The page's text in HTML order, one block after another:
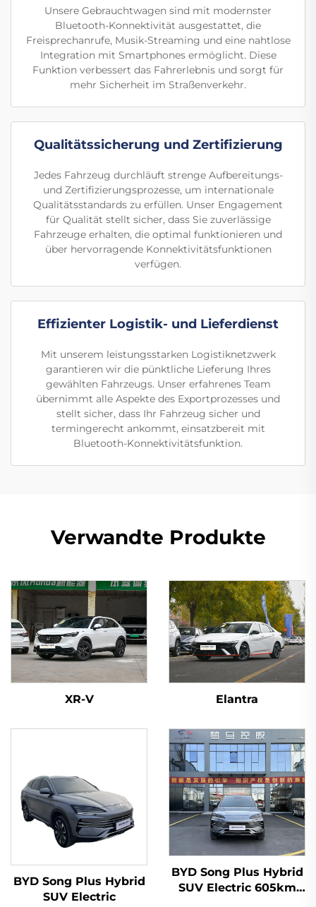
Unsere Gebrauchtwagen sind mit modernster
Bluetooth-Konnektivität ausgestattet, die
Freisprechanrufe, Musik-Streaming und eine nahtlose
Integration mit Smartphones ermöglicht. Diese
Funktion verbessert das Fahrerlebnis und sorgt für
mehr Sicherheit im Straßenverkehr.
Qualitätssicherung und Zertifizierung
Jedes Fahrzeug durchläuft strenge Aufbereitungs-
und Zertifizierungsprozesse, um internationale
Qualitätsstandards zu erfüllen. Unser Engagement
für Qualität stellt sicher, dass Sie zuverlässige
Fahrzeuge erhalten, die optimal funktionieren und
über hervorragende Konnektivitätsfunktionen
verfügen.
Effizienter Logistik- und Lieferdienst
Mit unserem leistungsstarken Logistiknetzwerk
garantieren wir die pünktliche Lieferung Ihres
gewählten Fahrzeugs. Unser erfahrenes Team
übernimmt alle Aspekte des Exportprozesses und
stellt sicher, dass Ihr Fahrzeug sicher und
termingerecht ankommt, einsatzbereit mit
Bluetooth-Konnektivitätsfunktion.
Verwandte Produkte
XR-V Elantra
BYD Song Plus Hybrid
SUV Electric
BYD Song Plus Hybrid
SUV Electric 605km